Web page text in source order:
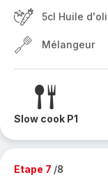
5cl Huile
Mélangeur
Slow cook P1
Etape 7 /8